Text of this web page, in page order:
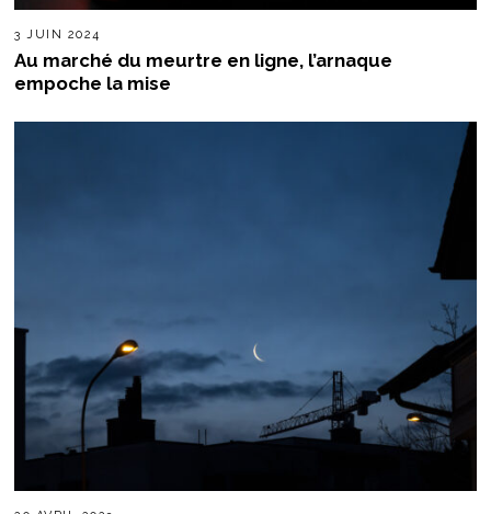
3 JUIN 2024
Au marché du meurtre en ligne, l’arnaque
empoche la mise